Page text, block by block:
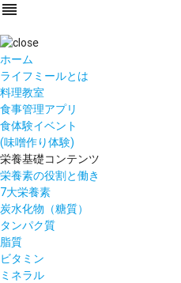
reorder
ホーム
ライフミールとは
料理教室
食事管理アプリ
食体験イベント
(味噌作り体験)
栄養基礎コンテンツ
栄養素の役割と働き
7大栄養素
炭水化物（糖質）
タンパク質
脂質
ビタミン
ミネラル